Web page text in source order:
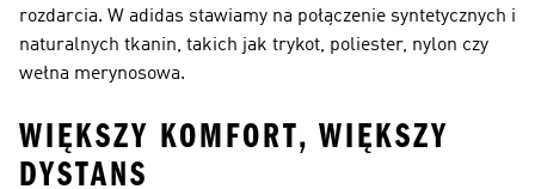
rozdarcia. W adidas stawiamy na połączenie syntetycznych i
naturalnych tkanin, takich jak trykot, poliester, nylon czy
wełna merynosowa.
WIĘKSZY KOMFORT, WIĘKSZY
DYSTANS